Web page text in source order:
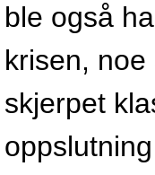
ble også
krisen,
skjerpet